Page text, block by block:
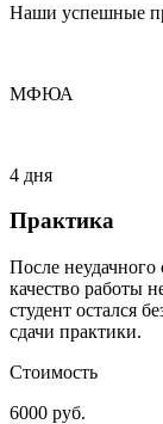
Наши успешные
МФЮА
4 дня
Практика
После
качество работы
студент остался
сдачи практики.
Стоимость
6000 руб.